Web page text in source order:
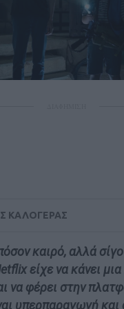
ΚΑΛΟΓΕΡΑΣ
καιρό, αλλά
είχε να κάνει
να φέρει στην
υπερπαραγωγή και